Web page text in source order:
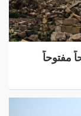
مفتوحاً